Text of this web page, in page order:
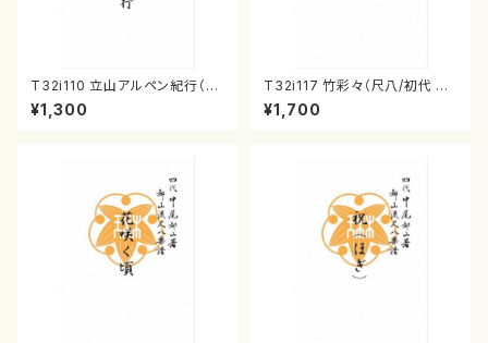
T32i110 立山アルペン紀行（尺
八/初代 石垣征山/尺八/都山式
譜）都山流公刊楽譜曲番:559
¥1,300
T32i117 竹彩々（尺八/初代 山
本邦山/尺八/都山式譜）都山流
公刊楽譜曲番:566
¥1,700